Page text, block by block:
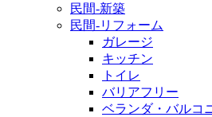
民間-新築
民間-リフォーム
ガレージ
キッチン
トイレ
バリアフリー
ベランダ・バルコ